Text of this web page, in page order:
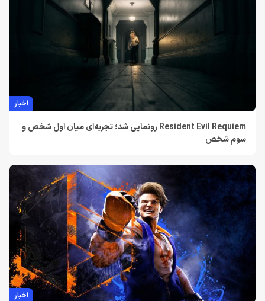
اخبار
Resident Evil Requiem رونمایی شد؛ تجربه‌ای میان اول ‌شخص و
سوم‌ شخص
اخبار